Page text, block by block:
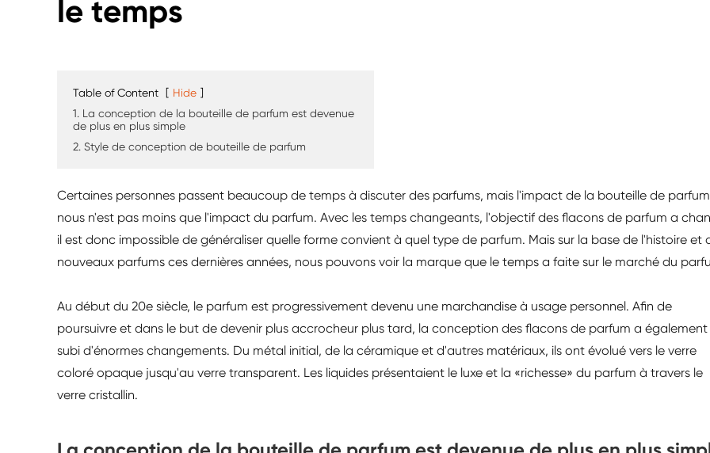
le temps
Table of Content [ Hide ]
1. La conception de la bouteille de parfum est devenue
de plus en plus simple
2. Style de conception de bouteille de parfum
Certaines personnes passent beaucoup de temps à discuter des parfums, mais l'impact de la bouteille de
nous n'est pas moins que l'impact du parfum. Avec les temps changeants, l'objectif des flacons de parfum a
il est donc impossible de généraliser quelle forme convient à quel type de parfum. Mais sur la base de l'histoire et
nouveaux parfums ces dernières années, nous pouvons voir la marque que le temps a faite sur le marché du
Au début du 20e siècle, le parfum est progressivement devenu une marchandise à usage personnel. Afin de
poursuivre et dans le but de devenir plus accrocheur plus tard, la conception des flacons de parfum a également
subi d'énormes changements. Du métal initial, de la céramique et d'autres matériaux, ils ont évolué vers le verre
coloré opaque jusqu'au verre transparent. Les liquides présentaient le luxe et la «richesse» du parfum à travers le
verre cristallin.